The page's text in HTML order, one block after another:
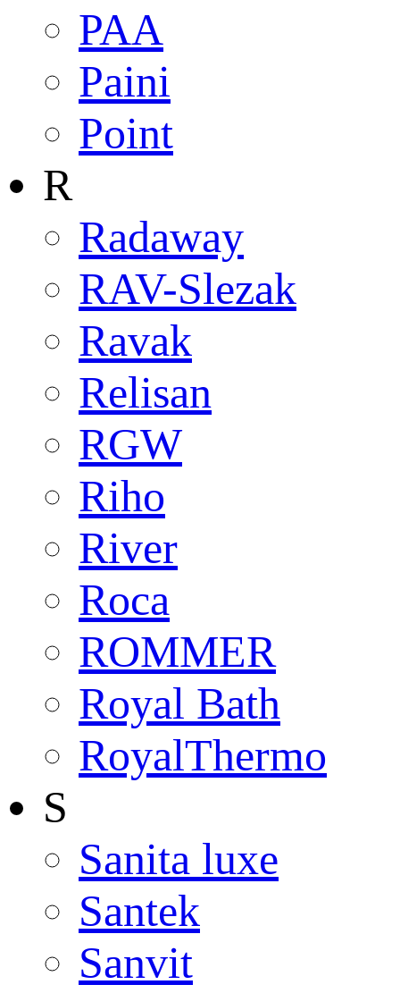
PAA
Paini
Point
R
Radaway
RAV-Slezak
Ravak
Relisan
RGW
Riho
River
Roca
ROMMER
Royal Bath
RoyalThermo
S
Sanita luxe
Santek
Sanvit